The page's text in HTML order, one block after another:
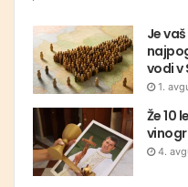
Je
vodi v
1.
Že 10
4.